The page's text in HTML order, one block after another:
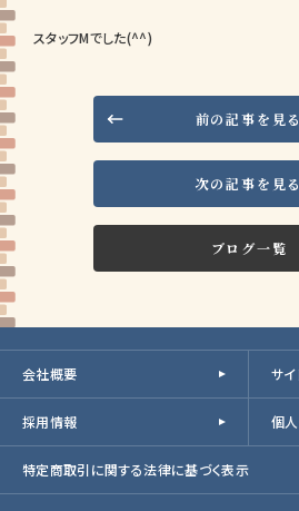
スタッフMでした(^^)
前の記事を見る
ブログ一覧
次の記事を見る
会社概要 サイ
採用情報 個
特定商取引に関する法律に基づく表示